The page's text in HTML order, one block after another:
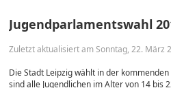
Jugendparlamentswahl
Zuletzt aktualisiert am Sonntag, 22. März
Die Stadt Leipzig wählt in der
sind alle Jugendlichen im Alter von 14 bis